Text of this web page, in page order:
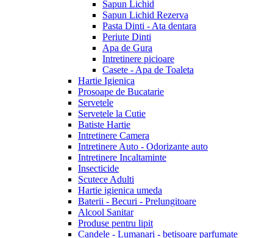
Sapun Lichid
Sapun Lichid Rezerva
Pasta Dinti - Ata dentara
Periute Dinti
Apa de Gura
Intretinere picioare
Casete - Apa de Toaleta
Hartie Igienica
Prosoape de Bucatarie
Servetele
Servetele la Cutie
Batiste Hartie
Intretinere Camera
Intretinere Auto - Odorizante auto
Intretinere Incaltaminte
Insecticide
Scutece Adulti
Hartie igienica umeda
Baterii - Becuri - Prelungitoare
Alcool Sanitar
Produse pentru lipit
Candele - Lumanari - betisoare parfumate